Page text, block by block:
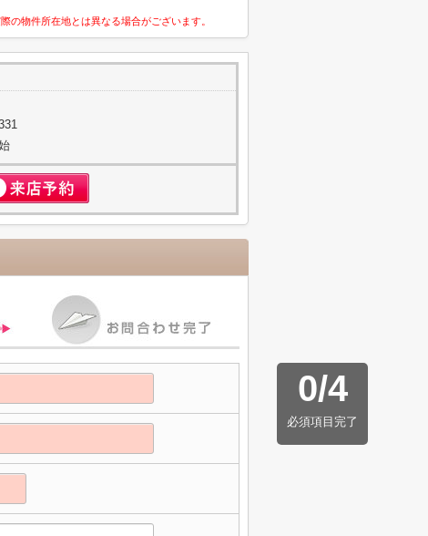
物件所在地とは異なる場合がございます。
0/4
必須項目完了